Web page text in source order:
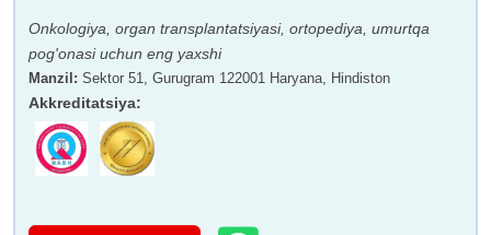
Onkologiya, organ transplantatsiyasi, ortopediya, umurtqa
pog'onasi uchun eng yaxshi
Manzil : Sektor 51, Gurugram 122001 Haryana, Hindiston
Akkreditatsiya: